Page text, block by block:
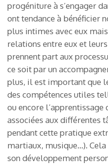
progéniture à s’engager
ont tendance à bénéficier
plus intimes avec eux
relations entre eux et
prennent part aux
ce soit par un
plus, il est important que
des compétences utiles
ou encore
associées aux différentes
pendant cette pratique
martiaux, musique…).
son développement